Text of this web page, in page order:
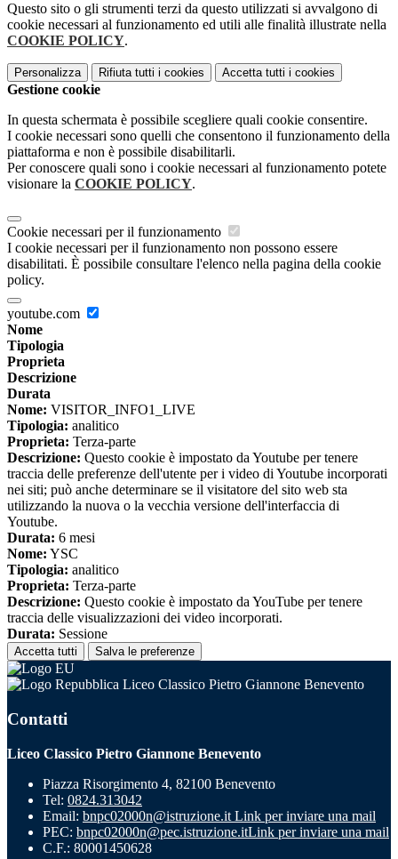
Questo sito o gli strumenti terzi da questo utilizzati si avvalgono di
cookie necessari al funzionamento ed utili alle finalità illustrate nella
COOKIE POLICY.
Personalizza Rifiuta tutti i cookies Accetta tutti i cookies
Gestione cookie
In questa schermata è possibile scegliere quali cookie consentire.
I cookie necessari sono quelli che consentono il funzionamento della
piattaforma e non è possibile disabilitarli.
Per conoscere quali sono i cookie necessari al funzionamento potete
visionare la COOKIE POLICY.
Cookie necessari per il funzionamento
I cookie necessari per il funzionamento non possono essere
disabilitati. È possibile consultare l'elenco nella pagina della cookie
policy.
youtube.com
Nome
Tipologia
Proprieta
Descrizione
Durata
Nome: VISITOR_INFO1_LIVE
Tipologia: analitico
Proprieta: Terza-parte
Descrizione: Questo cookie è impostato da Youtube per tenere
traccia delle preferenze dell'utente per i video di Youtube incorporati
nei siti; può anche determinare se il visitatore del sito web sta
utilizzando la nuova o la vecchia versione dell'interfaccia di
Youtube.
Durata: 6 mesi
Nome: YSC
Tipologia: analitico
Proprieta: Terza-parte
Descrizione: Questo cookie è impostato da YouTube per tenere
traccia delle visualizzazioni dei video incorporati.
Durata: Sessione
Accetta tutti Salva le preferenze
Liceo Classico Pietro Giannone Benevento
Contatti
Liceo Classico Pietro Giannone Benevento
Piazza Risorgimento 4, 82100 Benevento
Tel: 0824.313042
Email: bnpc02000n@istruzione.it Link per inviare una mail
PEC: bnpc02000n@pec.istruzione.itLink per inviare una mail
C.F.: 80001450628